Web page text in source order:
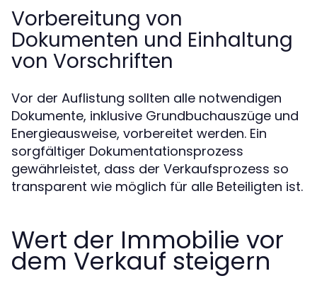
Vorbereitung von
Dokumenten und Einhaltung
von Vorschriften
Vor der Auflistung sollten alle notwendigen
Dokumente, inklusive Grundbuchauszüge und
Energieausweise, vorbereitet werden. Ein
sorgfältiger Dokumentationsprozess
gewährleistet, dass der Verkaufsprozess so
transparent wie möglich für alle Beteiligten ist.
Wert der Immobilie vor
dem Verkauf steigern